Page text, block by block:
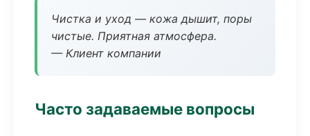
Чистка и уход — кожа дышит, поры
чистые. Приятная атмосфера.
— Клиент компании
Часто задаваемые вопросы